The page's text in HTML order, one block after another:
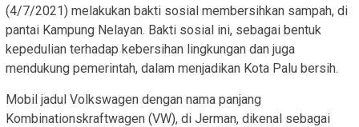
(4/7/2021) melakukan bakti sosial membersihkan sampah, di
pantai Kampung Nelayan. Bakti sosial ini, sebagai bentuk
kepedulian terhadap kebersihan lingkungan dan juga
mendukung pemerintah, dalam menjadikan Kota Palu bersih.
Mobil jadul Volkswagen dengan nama panjang
Kombinationskraftwagen (VW), di Jerman, dikenal sebagai